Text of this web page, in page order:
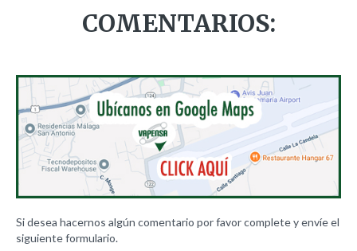
COMENTARIOS:
Si desea hacernos algún comentario por favor complete y envíe el
siguiente formulario.